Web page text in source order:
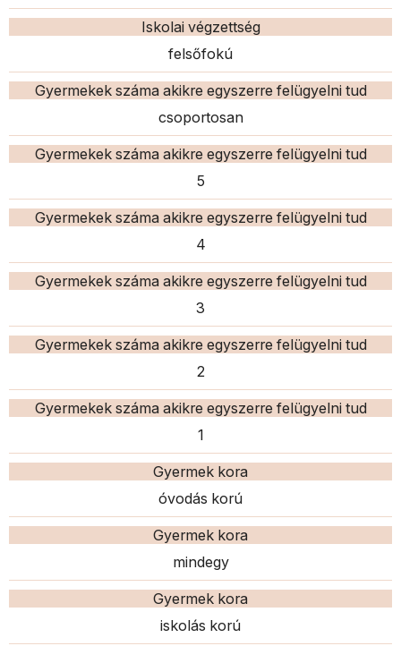
Iskolai végzettség
felsőfokú
Gyermekek száma akikre egyszerre felügyelni tud
csoportosan
Gyermekek száma akikre egyszerre felügyelni tud
5
Gyermekek száma akikre egyszerre felügyelni tud
4
Gyermekek száma akikre egyszerre felügyelni tud
3
Gyermekek száma akikre egyszerre felügyelni tud
2
Gyermekek száma akikre egyszerre felügyelni tud
1
Gyermek kora
óvodás korú
Gyermek kora
mindegy
Gyermek kora
iskolás korú